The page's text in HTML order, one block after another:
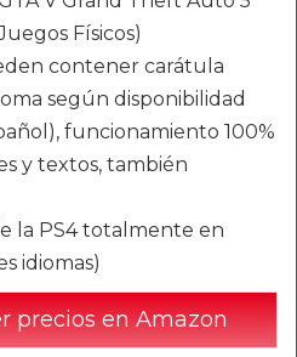
Físicos)
contener carátula
según disponibilidad
funcionamiento 100%
y textos, también
la PS4 totalmente en
idiomas)
precios en Amazon